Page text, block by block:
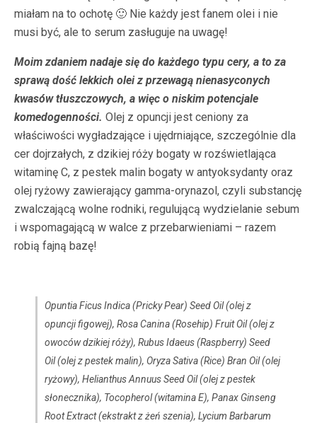
miałam na to ochotę 🙂 Nie każdy jest fanem olei i nie
musi być, ale to serum zasługuje na uwagę!
Moim zdaniem nadaje się do każdego typu cery, a to za
sprawą dość lekkich olei z przewagą nienasyconych
kwasów tłuszczowych, a więc o niskim potencjale
komedogenności. Olej z opuncji jest ceniony za
właściwości wygładzające i ujędrniające, szczególnie dla
cer dojrzałych, z dzikiej róży bogaty w rozświetlająca
witaminę C, z pestek malin bogaty w antyoksydanty oraz
olej ryżowy zawierający gamma-orynazol, czyli substancję
zwalczającą wolne rodniki, regulującą wydzielanie sebum
i wspomagającą w walce z przebarwieniami – razem
robią fajną bazę!
Opuntia Ficus Indica (Pricky Pear) Seed Oil (olej z
opuncji figowej), Rosa Canina (Rosehip) Fruit Oil (olej z
owoców dzikiej róży), Rubus Idaeus (Raspberry) Seed
Oil (olej z pestek malin), Oryza Sativa (Rice) Bran Oil (olej
ryżowy), Helianthus Annuus Seed Oil (olej z pestek
słonecznika), Tocopherol (witamina E), Panax Ginseng
Root Extract (ekstrakt z żeń szenia), Lycium Barbarum